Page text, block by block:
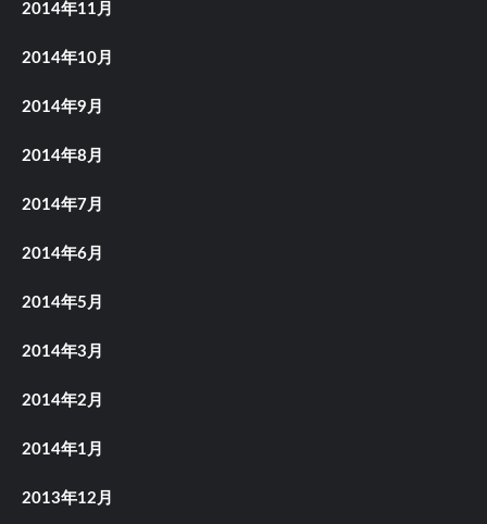
2014年11月
2014年10月
2014年9月
2014年8月
2014年7月
2014年6月
2014年5月
2014年3月
2014年2月
2014年1月
2013年12月